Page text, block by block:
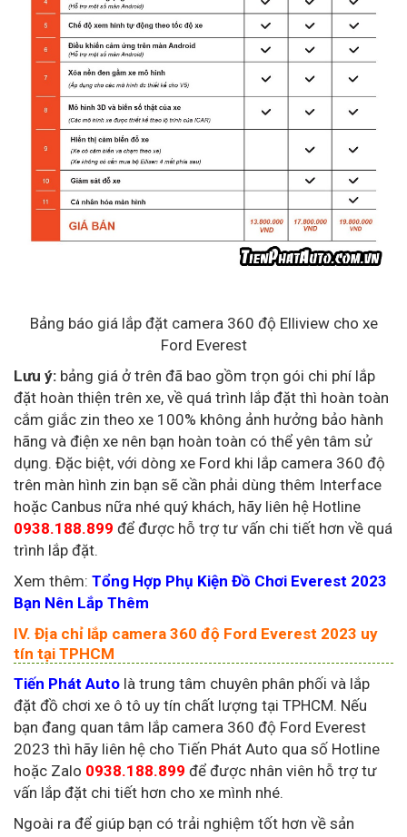
Bảng báo giá lắp đặt camera 360 độ Elliview cho xe
Ford Everest
Lưu ý: bảng giá ở trên đã bao gồm trọn gói chi phí lắp
đặt hoàn thiện trên xe, về quá trình lắp đặt thì hoàn toàn
cắm giắc zin theo xe 100% không ảnh hưởng bảo hành
hãng và điện xe nên bạn hoàn toàn có thể yên tâm sử
dụng. Đặc biệt, với dòng xe Ford khi lắp camera 360 độ
trên màn hình zin bạn sẽ cần phải dùng thêm Interface
hoặc Canbus nữa nhé quý khách, hãy liên hệ Hotline
0938.188.899 để được hỗ trợ tư vấn chi tiết hơn về quá
trình lắp đặt.
Xem thêm: Tổng Hợp Phụ Kiện Đồ Chơi Everest 2023
Bạn Nên Lắp Thêm
IV. Địa chỉ lắp camera 360 độ Ford Everest 2023 uy
tín tại TPHCM
Tiến Phát Auto là trung tâm chuyên phân phối và lắp
đặt đồ chơi xe ô tô uy tín chất lượng tại TPHCM. Nếu
bạn đang quan tâm lắp camera 360 độ Ford Everest
2023 thì hãy liên hệ cho Tiến Phát Auto qua số Hotline
hoặc Zalo 0938.188.899 để được nhân viên hỗ trợ tư
vấn lắp đặt chi tiết hơn cho xe mình nhé.
Ngoài ra để giúp bạn có trải nghiệm tốt hơn về sản